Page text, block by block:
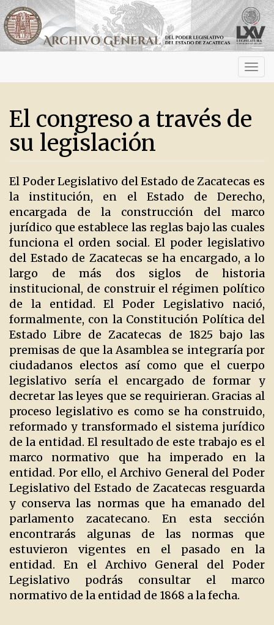
El congreso a través de
su legislación
El Poder Legislativo del Estado de Zacatecas es
la institución, en el Estado de Derecho,
encargada de la construcción del marco
jurídico que establece las reglas bajo las cuales
funciona el orden social. El poder legislativo
del Estado de Zacatecas se ha encargado, a lo
largo de más dos siglos de historia
institucional, de construir el régimen político
de la entidad. El Poder Legislativo nació,
formalmente, con la Constitución Política del
Estado Libre de Zacatecas de 1825 bajo las
premisas de que la Asamblea se integraría por
ciudadanos electos así como que el cuerpo
legislativo sería el encargado de formar y
decretar las leyes que se requirieran. Gracias al
proceso legislativo es como se ha construido,
reformado y transformado el sistema jurídico
de la entidad. El resultado de este trabajo es el
marco normativo que ha imperado en la
entidad. Por ello, el Archivo General del Poder
Legislativo del Estado de Zacatecas resguarda
y conserva las normas que ha emanado del
parlamento zacatecano. En esta sección
encontrarás algunas de las normas que
estuvieron vigentes en el pasado en la
entidad. En el Archivo General del Poder
Legislativo podrás consultar el marco
normativo de la entidad de 1868 a la fecha.